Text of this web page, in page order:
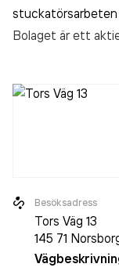
stuckatörsarbeten
Bolaget är ett
Besöksadress
Tors Väg 13
145 71